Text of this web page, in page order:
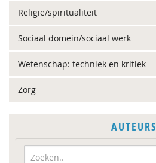
Religie/spiritualiteit
Sociaal domein/sociaal werk
Wetenschap: techniek en kritiek
Zorg
AUTEURS